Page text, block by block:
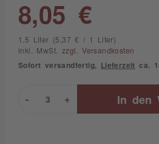
8,05 €
1.5 Liter (5,37 € / 1 Liter)
inkl. MwSt. zzgl. Versandkosten
Sofort versandfertig, Lieferzeit ca.
+
- In den